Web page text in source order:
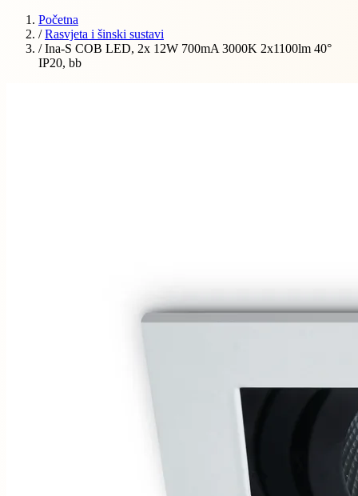
Početna
/ Rasvjeta i šinski sustavi
/ Ina-S COB LED, 2x 12W 700mA 3000K 2x1100lm 40°
IP20, bb